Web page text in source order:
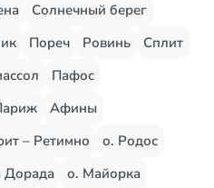
Солнечный берег
Пореч Ровинь
Сплит
Пафос
Афины
– Ретимно
о. Родос
Дорада
о. Майорка